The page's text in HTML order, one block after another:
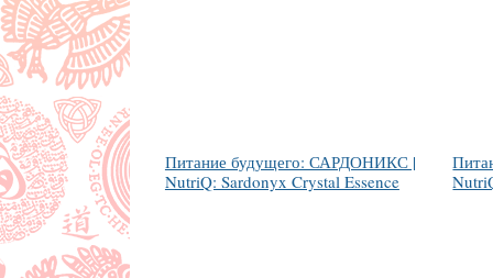
Питание будущего: САРДОНИКС |
NutriQ: Sardonyx Crystal Essence